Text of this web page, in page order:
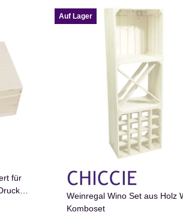
für
Auf Lager
Weinregal Wino Set aus Holz
Komboset